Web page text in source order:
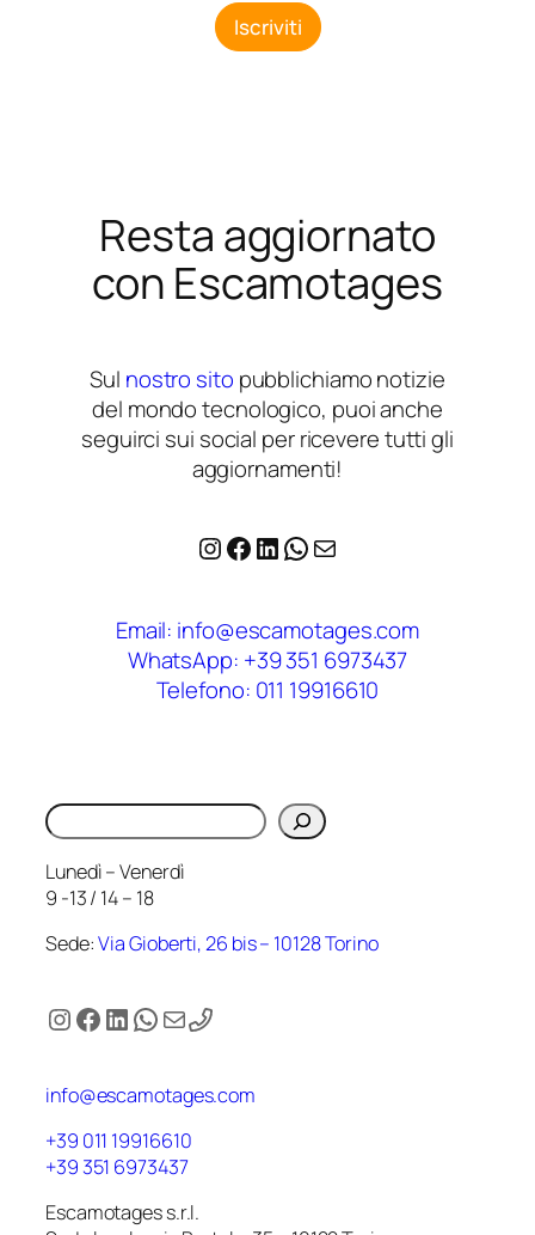
a
i
l
Iscriviti
Resta aggiornato
con Escamotages
Sul nostro sito pubblichiamo notizie
del mondo tecnologico, puoi anche
seguirci sui social per ricevere tutti gli
aggiornamenti!
Instagram
Facebook
LinkedIn
WhatsApp
Email
Email: info@escamotages.com
WhatsApp: +39 351 6973437
Telefono: 011 19916610
Cerca
Lunedì – Venerdì
9 -13 / 14 – 18
Sede:Via Gioberti, 26 bis – 10128 Torino
Instagram
Facebook
LinkedIn
WhatsApp
Email
info@escamotages.com
+39 011 19916610
+39 351 6973437
Escamotages s.r.l.